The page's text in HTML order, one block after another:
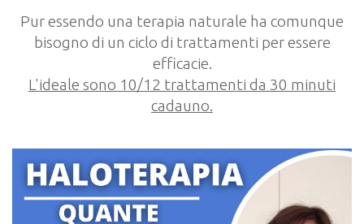
Pur essendo una terapia naturale ha comunque
bisogno di un ciclo di trattamenti per essere
efficacie.
L'ideale sono 10/12 trattamenti da 30 minuti
cadauno.